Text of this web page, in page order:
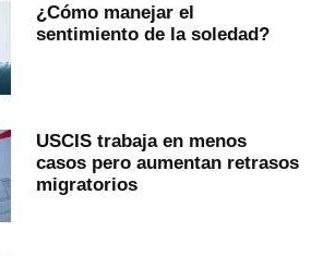
¿Cómo manejar el
sentimiento de la soledad?
USCIS trabaja en menos
casos pero aumentan retrasos
migratorios